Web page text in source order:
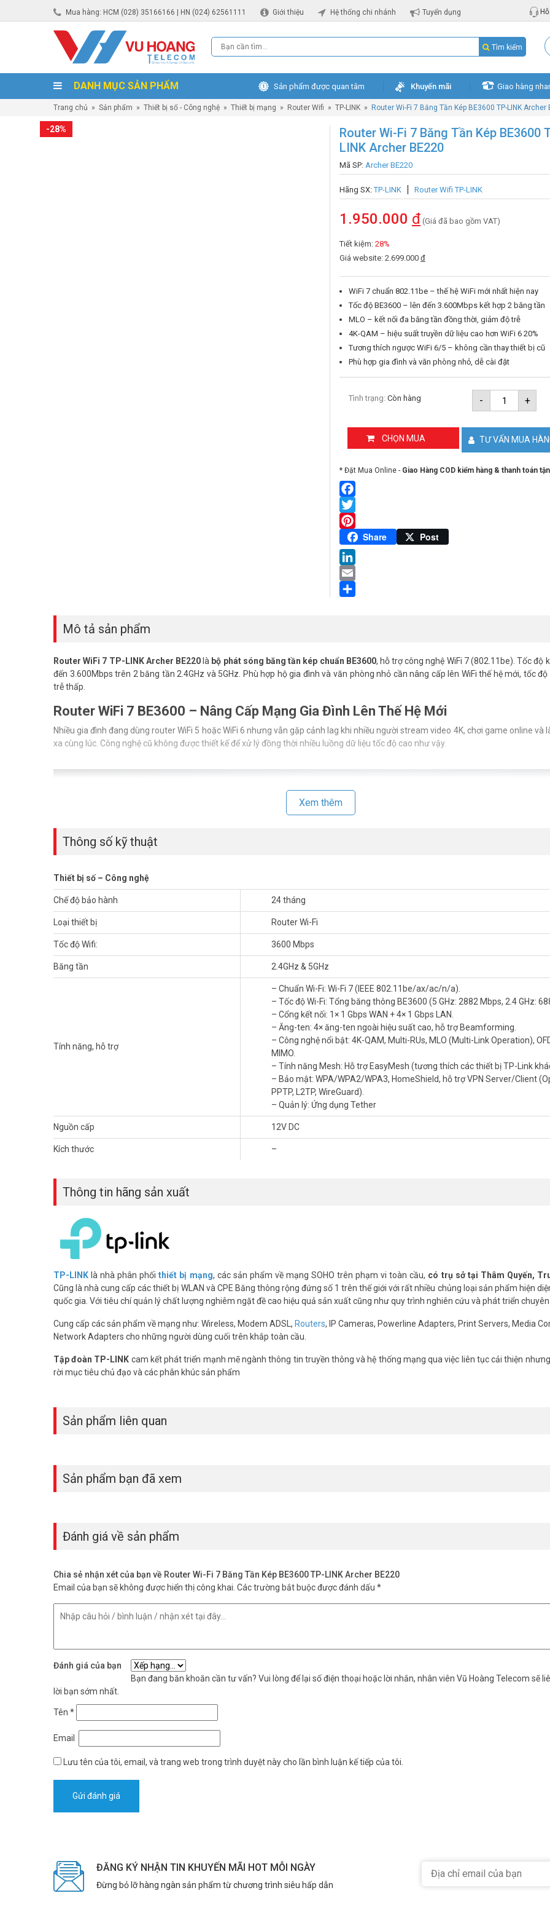
Mua hàng: HCM (028) 35166166 | HN (024) 62561111 Giới thiệu Hệ thống chi nhánh Tuyển dụng Hỗ
Tìm kiếm
DANH MỤC SẢN PHẨM Sản phẩm được quan tâm Khuyến mãi Giao hàng
Trang chủ » Sản phẩm » Thiết bị số - Công nghệ » Thiết bị mạng » Router Wifi » TP-LINK » Router Wi-Fi 7 Băng Tần Kép BE3600 TP-LINK Archer
-28%
Router Wi-Fi 7 Băng Tần Kép BE3600
LINK Archer BE220
Mã SP: Archer BE220
Hãng SX:TP-LINK Router Wifi TP-LINK
1.950.000 đ (Giá đã bao gồm VAT)
Tiết kiệm: 28%
Giá website: 2.699.000 đ
WiFi 7 chuẩn 802.11be – thế hệ WiFi mới nhất hiện nay
Tốc độ BE3600 – lên đến 3.600Mbps kết hợp 2 băng tần
MLO – kết nối đa băng tần đồng thời, giảm độ trễ
4K-QAM – hiệu suất truyền dữ liệu cao hơn WiFi 6 20%
Tương thích ngược WiFi 6/5 – không cần thay thiết bị cũ
Phù hợp gia đình và văn phòng nhỏ, dễ cài đặt
-
Router
Wi-
Fi
Băng
Tần
Kép
TP-
+
Tình trạng: Còn hàng
CHỌN MUA TƯ VẤN MUA
* Đặt Mua Online - Giao Hàng COD kiểm hàng & thanh toán
Facebook
Twitter
Pinterest
Share Post
LinkedIn
Email
Mô tả sản phẩm
Router WiFi 7 TP-LINK Archer BE220là bộ phát sóng băng tần kép chuẩn BE3600, hỗ trợ công nghệ WiFi 7 (802.11be). Tốc độ
đến 3.600Mbps trên 2 băng tần 2.4GHz và 5GHz. Phù hợp hộ gia đình và văn phòng nhỏ cần nâng cấp lên WiFi thế hệ mới, tốc
trễ thấp.
Router WiFi 7 BE3600 – Nâng Cấp Mạng Gia Đình Lên Thế Hệ Mới
Nhiều gia đình đang dùng router WiFi 5 hoặc WiFi 6 nhưng vẫn gặp cảnh lag khi nhiều người stream video 4K, chơi game online và
xa cùng lúc. Công nghệ cũ không được thiết kế để xử lý đồng thời nhiều luồng dữ liệu tốc độ cao như vậy.
TP-LINK Archer BE220 mang công nghệ WiFi 7 (802.11be) đến phân khúc phổ thông với giá dễ tiếp cận. Chuẩn BE3600 cung cấp
hợp lên đến 3.600Mbps – đáp ứng thoải mái nhu cầu kết nối của cả gia đình hiện đại. Đây là bước nâng cấp đáng kể so với router
WiFi 7 Khác Gì WiFi 6 Và WiFi 6E?
Công Nghệ MLO – Kết Nối Đa Băng Tần Cùng Lúc
thiết bị dùng cả 2.4GHz và 5GHz song song. Kết quả là tốc độ cao hơn và độ trễ thấp hơn đáng kể – đặc biệt có ích khi chơi game
video chất lượng cao.
4K-QAM – Hiệu Suất Truyền Dữ Liệu Vượt Trội
WiFi 7 sử dụng điều chế 4K-QAM – nâng lượng dữ liệu truyền mỗi tín hiệu lên 20% so với WiFi 6. Mỗi gói tin mang nhiều thông tin
kết nối cùng lúc.
* Xem thêm:Bộ Phát Sóng WiFi 6E Ruijie RG-AP880-L – Access Point Mật Độ Cao
Tính Năng Nổi Bật Của Router Archer BE220
5GHz cung cấp tốc độ cao cho thiết bị gần router – stream 4K, gaming và tải file dung lượng lớn.
Xem thêm
Thông số kỹ thuật
Thiết bị số – Công nghệ
Chế độ bảo hành 24 tháng
Loại thiết bị Router Wi-Fi
Tốc độ Wifi: 3600 Mbps
Băng tần 2.4GHz & 5GHz
Tính năng, hỗ trợ
– Chuẩn Wi-Fi: Wi-Fi 7 (IEEE 802.11be/ax/ac/n/a).
– Tốc độ Wi-Fi: Tổng băng thông BE3600 (5 GHz: 2882 Mbps, 2.4 GHz:
– Cổng kết nối: 1× 1 Gbps WAN + 4× 1 Gbps LAN.
– Ăng-ten: 4× ăng-ten ngoài hiệu suất cao, hỗ trợ Beamforming.
– Công nghệ nổi bật: 4K-QAM, Multi-RUs, MLO (Multi-Link Operation),
MIMO.
– Tính năng Mesh: Hỗ trợ EasyMesh (tương thích các thiết bị TP-Link
– Bảo mật: WPA/WPA2/WPA3, HomeShield, hỗ trợ VPN Server/Client
PPTP, L2TP, WireGuard).
– Quản lý: Ứng dụng Tether
Nguồn cấp 12V DC
Kích thước –
Thông tin hãng sản xuất
TP-LINK là nhà phân phốithiết bị mạng, các sản phẩm về mạng SOHO trên phạm vi toàn cầu, có trụ sở tại Thâm Quyến,
Cũng là nhà cung cấp các thiết bị WLAN và CPE Băng thông rộng đứng số 1 trên thế giới với rất nhiều chủng loại sản phẩm hiện
quốc gia. Với tiêu chí quản lý chất lượng nghiêm ngặt đề cao hiệu quả sản xuất cũng như quy trình nghiên cứu và phát triển chuyên
Cung cấp các sản phẩm về mạng như: Wireless, Modem ADSL, Routers, IP Cameras, Powerline Adapters, Print Servers, Media
Network Adapters cho những người dùng cuối trên khắp toàn cầu.
Tập đoàn TP-LINK cam kết phát triển mạnh mẽ ngành thông tin truyền thông và hệ thống mạng qua việc liên tục cải thiện
rời mục tiêu chủ đạo và các phân khúc sản phẩm
Sản phẩm liên quan
Sản phẩm bạn đã xem
Đánh giá về sản phẩm
Chia sẻ nhận xét của bạn về Router Wi-Fi 7 Băng Tần Kép BE3600 TP-LINK Archer BE220
Email của bạn sẽ không được hiển thị công khai. Các trường bắt buộc được đánh dấu *
Đánh giá của bạn
Bạn đang băn khoăn cần tư vấn? Vui lòng để lại số điện thoại hoặc lời nhắn, nhân viên Vũ Hoàng Telecom sẽ
lời bạn sớm nhất.
Tên *
Email
Lưu tên của tôi, email, và trang web trong trình duyệt này cho lần bình luận kế tiếp của tôi.
ĐĂNG KÝ NHẬN TIN KHUYẾN MÃI HOT MỖI NGÀY
Đừng bỏ lỡ hàng ngàn sản phẩm từ chương trình siêu hấp dẫn